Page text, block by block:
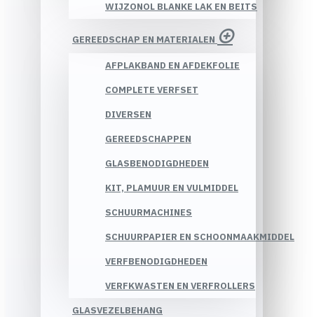
WIJZONOL BLANKE LAK EN BEITS
GEREEDSCHAP EN MATERIALEN
AFPLAKBAND EN AFDEKFOLIE
COMPLETE VERFSET
DIVERSEN
GEREEDSCHAPPEN
GLASBENODIGDHEDEN
KIT, PLAMUUR EN VULMIDDEL
SCHUURMACHINES
SCHUURPAPIER EN SCHOONMAAKMIDDEL
VERFBENODIGDHEDEN
VERFKWASTEN EN VERFROLLERS
GLASVEZELBEHANG